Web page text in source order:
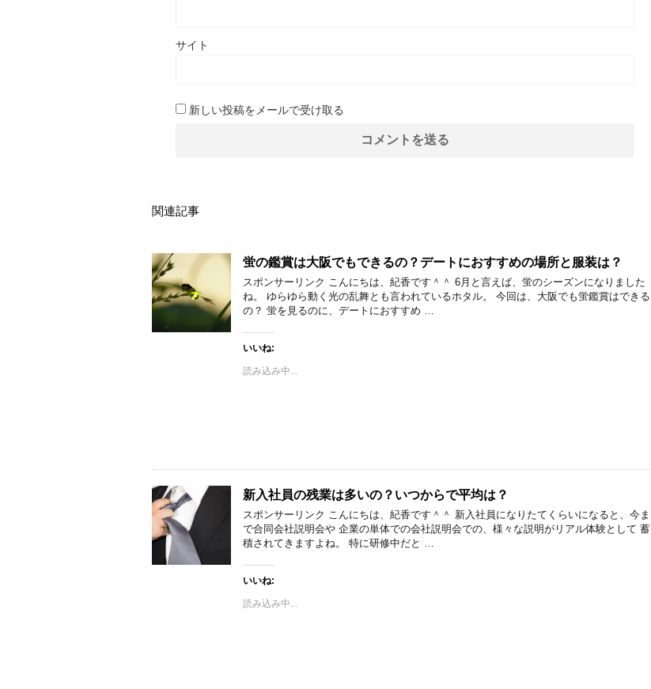
サイト
新しい投稿をメールで受け取る
関連記事
蛍の鑑賞は大阪でもできるの？デートにおすすめの場所と服装は？
スポンサーリンク こんにちは、紀香です＾＾ 6月と言えば、蛍のシーズンになりました
ね。 ゆらゆら動く光の乱舞とも言われているホタル。 今回は、大阪でも蛍鑑賞はできる
の？ 蛍を見るのに、デートにおすすめ …
いいね:
読み込み中...
新入社員の残業は多いの？いつからで平均は？
スポンサーリンク こんにちは、紀香です＾＾ 新入社員になりたてくらいになると、今ま
で合同会社説明会や 企業の単体での会社説明会での、様々な説明がリアル体験として 蓄
積されてきますよね。 特に研修中だと …
いいね:
読み込み中...